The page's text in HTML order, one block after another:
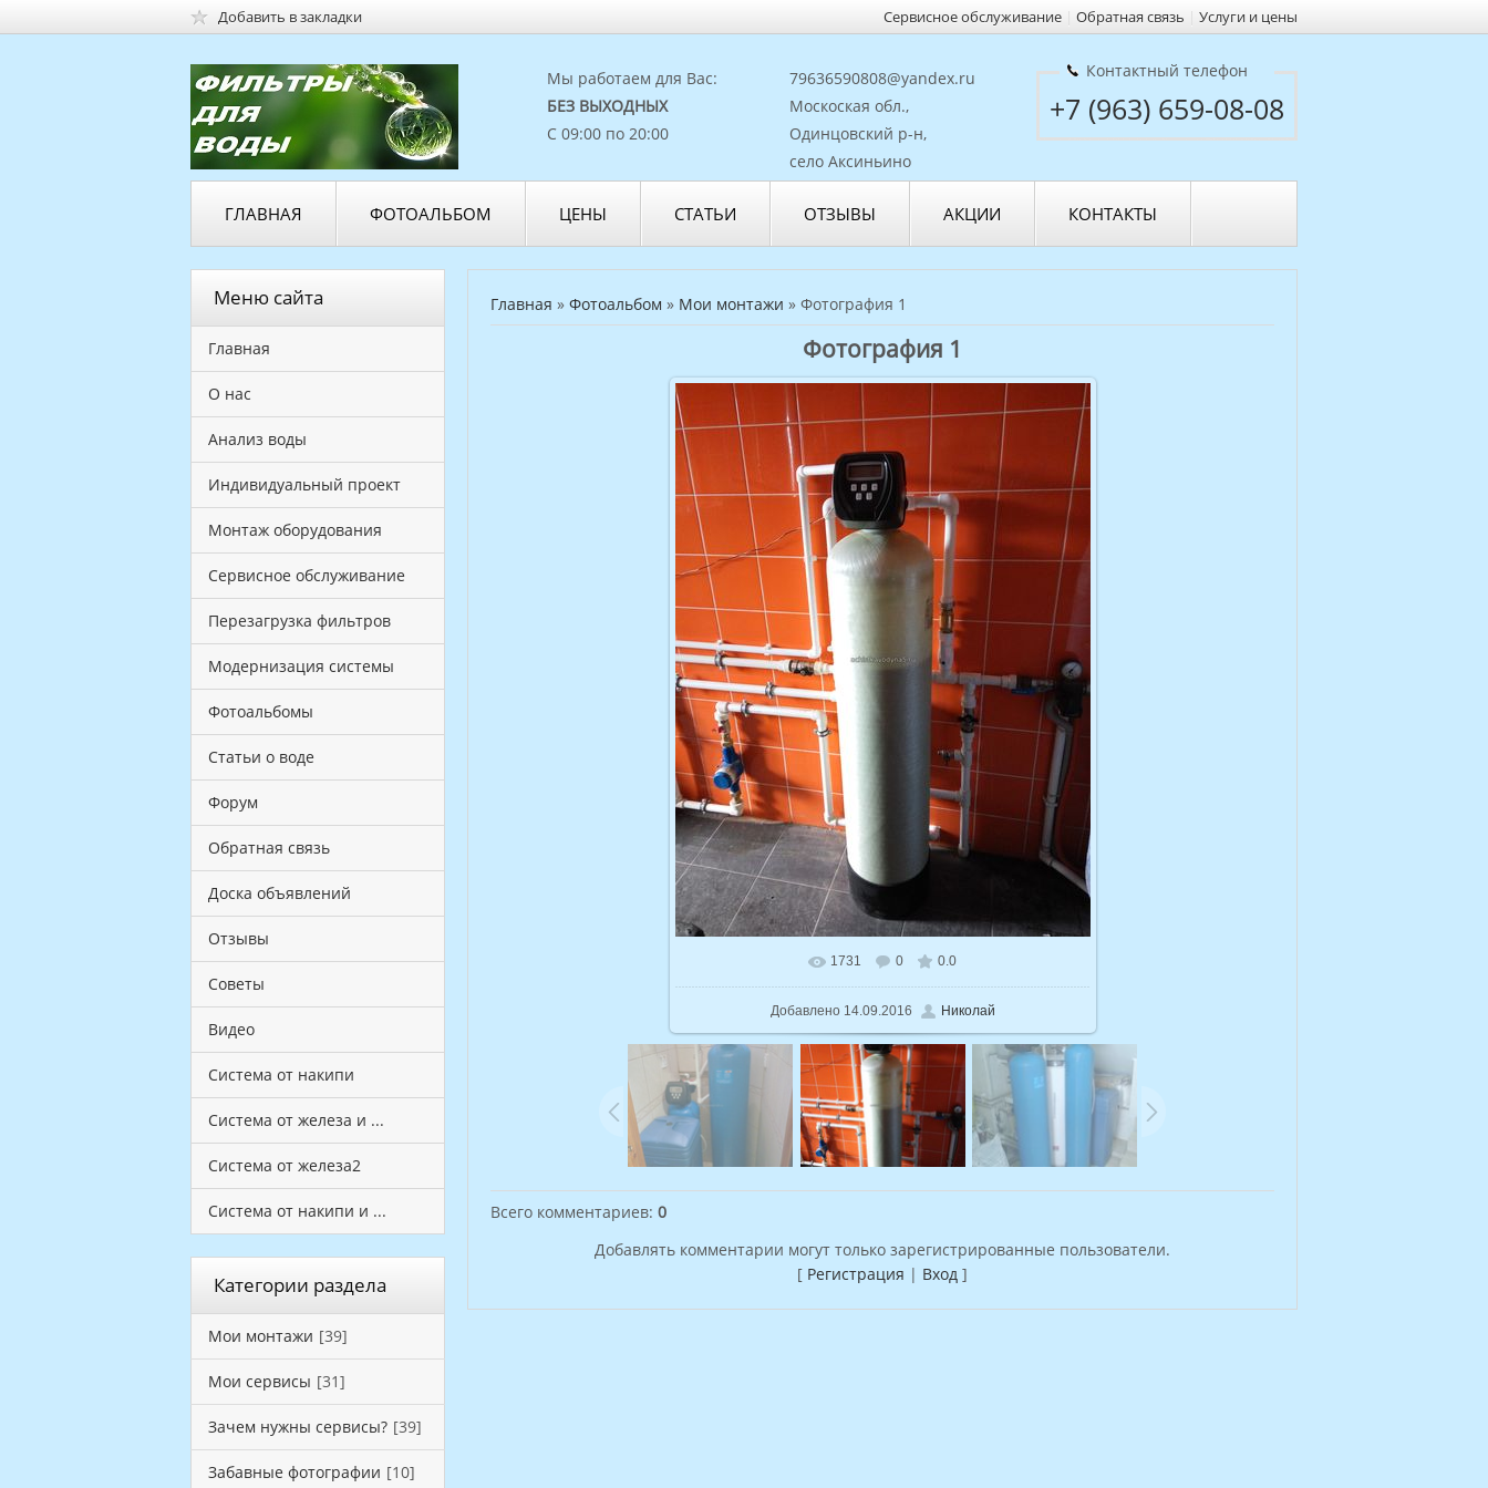
Добавить в закладки Сервисное обслуживание | Обратная связь | Услуги и цены
Мы работаем для Вас:
БЕЗ ВЫХОДНЫХ
С 09:00 по 20:00
79636590808@yandex.ru
Москоская обл.,
Одинцовский р-н,
село Аксиньино
Контактный телефон
+7 (963) 659-08-08
ГЛАВНАЯ ФОТОАЛЬБОМ ЦЕНЫ СТАТЬИ ОТЗЫВЫ АКЦИИ КОНТАКТЫ
Меню сайта
Главная
О нас
Анализ воды
Индивидуальный проект
Монтаж оборудования
Сервисное обслуживание
Перезагрузка фильтров
Модернизация системы
Фотоальбомы
Статьи о воде
Форум
Обратная связь
Доска объявлений
Отзывы
Советы
Видео
Система от накипи
Система от железа и ...
Система от железа2
Система от накипи и ...
Категории раздела
Мои монтажи [39]
Мои сервисы [31]
Зачем нужны сервисы? [39]
Забавные фотографии [10]
Главная » Фотоальбом » Мои монтажи » Фотография 1
Фотография 1
В реальном размере 1200x1600
1731 0 0.0
Добавлено14.09.2016 Николай
Всего комментариев: 0
Добавлять комментарии могут только зарегистрированные пользователи.
[ Регистрация | Вход ]